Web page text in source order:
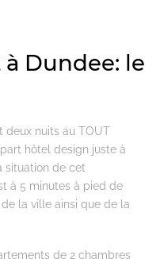
Dundee: le
deux nuits au TOUT
hôtel design juste à
situation de cet
à 5 minutes à pied de
la ville ainsi que de la
de 2 chambres